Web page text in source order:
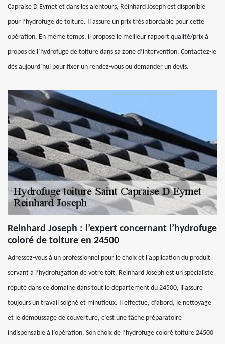
Capraise D Eymet et dans les alentours, Reinhard Joseph est disponible
pour l’hydrofuge de toiture. Il assure un prix très abordable pour cette
opération. En même temps, il propose le meilleur rapport qualité/prix à
propos de l’hydrofuge de toiture dans sa zone d’intervention. Contactez-le
dès aujourd’hui pour fixer un rendez-vous ou demander un devis.
Reinhard Joseph : l’expert concernant l’hydrofuge
coloré de toiture en 24500
Adressez-vous à un professionnel pour le choix et l’application du produit
servant à l’hydrofugation de votre toit. Reinhard Joseph est un spécialiste
réputé dans ce domaine dans tout le département du 24500, il assure
toujours un travail soigné et minutieux. Il effectue, d’abord, le nettoyage
et le démoussage de couverture, c’est une tâche préparatoire
indispensable à l’opération. Son choix de l’hydrofuge coloré toiture 24500